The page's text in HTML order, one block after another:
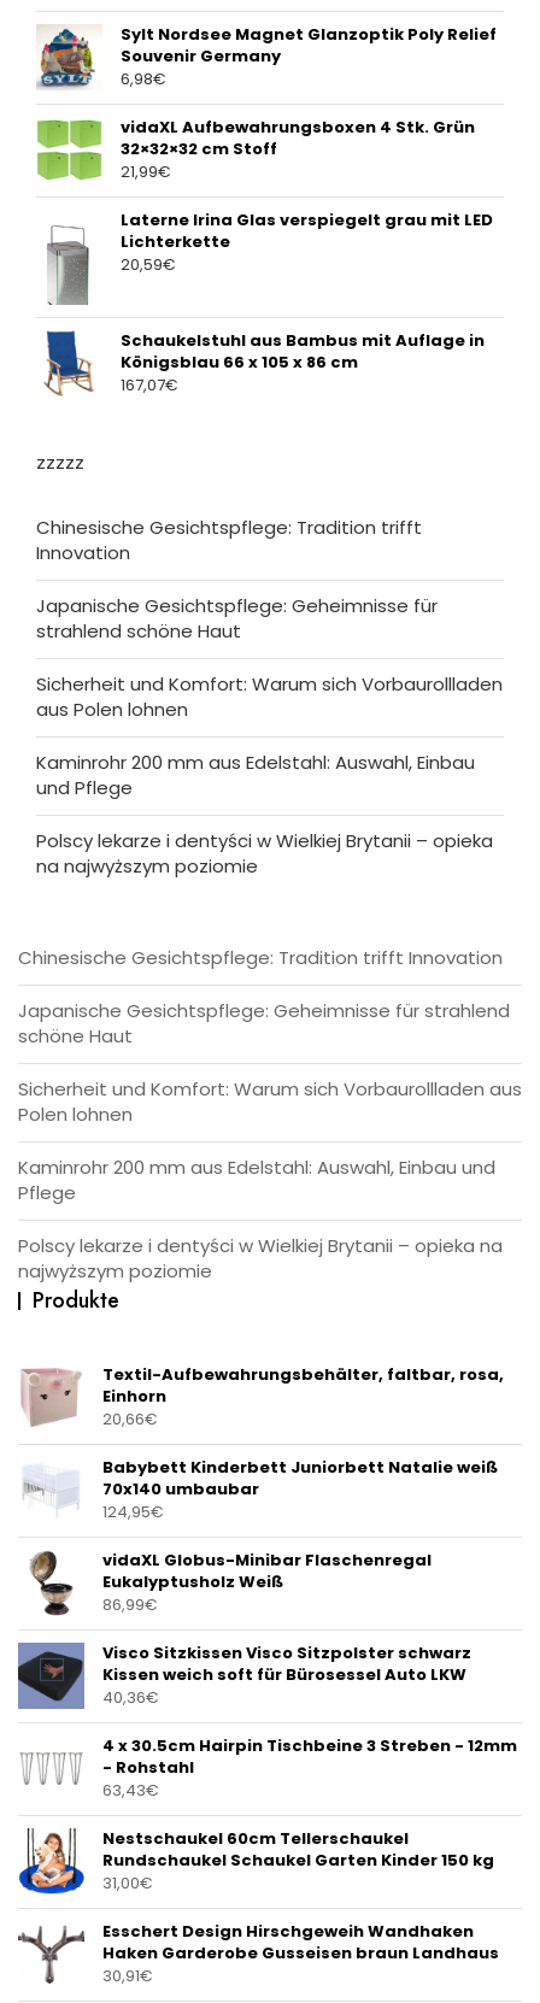
Sylt Nordsee Magnet Glanzoptik Poly Relief
Souvenir Germany
6,98€
vidaXL Aufbewahrungsboxen 4 Stk. Grün
32×32×32 cm Stoff
21,99€
Laterne Irina Glas verspiegelt grau mit LED
Lichterkette
20,59€
Schaukelstuhl aus Bambus mit Auflage in
Königsblau 66 x 105 x 86 cm
167,07€
zzzzz
Chinesische Gesichtspflege: Tradition trifft
Innovation
Japanische Gesichtspflege: Geheimnisse für
strahlend schöne Haut
Sicherheit und Komfort: Warum sich Vorbaurollladen
aus Polen lohnen
Kaminrohr 200 mm aus Edelstahl: Auswahl, Einbau
und Pflege
Polscy lekarze i dentyści w Wielkiej Brytanii – opieka
na najwyższym poziomie
Chinesische Gesichtspflege: Tradition trifft Innovation
Japanische Gesichtspflege: Geheimnisse für strahlend
schöne Haut
Sicherheit und Komfort: Warum sich Vorbaurollladen aus
Polen lohnen
Kaminrohr 200 mm aus Edelstahl: Auswahl, Einbau und
Pflege
Polscy lekarze i dentyści w Wielkiej Brytanii – opieka na
najwyższym poziomie
Produkte
Textil-Aufbewahrungsbehälter, faltbar, rosa,
Einhorn
20,66€
Babybett Kinderbett Juniorbett Natalie weiß
70x140 umbaubar
124,95€
vidaXL Globus-Minibar Flaschenregal
Eukalyptusholz Weiß
86,99€
Visco Sitzkissen Visco Sitzpolster schwarz
Kissen weich soft für Bürosessel Auto LKW
40,36€
4 x 30.5cm Hairpin Tischbeine 3 Streben - 12mm
- Rohstahl
63,43€
Nestschaukel 60cm Tellerschaukel
Rundschaukel Schaukel Garten Kinder 150 kg
31,00€
Esschert Design Hirschgeweih Wandhaken
Haken Garderobe Gusseisen braun Landhaus
30,91€